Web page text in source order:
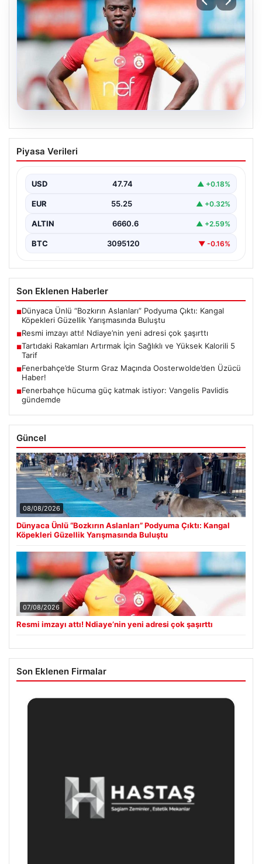
07.08.2026
Resmi imzayı attı! Ndiaye’nin yeni
adresi çok şaşırttı
Piyasa Verileri
USD 47.74 ▲ +0.18%
EUR 55.25 ▲ +0.32%
ALTIN 6660.6 ▲ +2.59%
BTC 3095120 ▼ -0.16%
Son Eklenen Haberler
■Dünyaca Ünlü “Bozkırın Aslanları” Podyuma Çıktı: Kangal
Köpekleri Güzellik Yarışmasında Buluştu
■Resmi imzayı attı! Ndiaye’nin yeni adresi çok şaşırttı
■Tartıdaki Rakamları Artırmak İçin Sağlıklı ve Yüksek Kalorili 5
Tarif
■Fenerbahçe’de Sturm Graz Maçında Oosterwolde’den Üzücü
Haber!
■Fenerbahçe hücuma güç katmak istiyor: Vangelis Pavlidis
gündemde
Güncel
08/08/2026
Dünyaca Ünlü “Bozkırın Aslanları” Podyuma Çıktı: Kangal
Köpekleri Güzellik Yarışmasında Buluştu
07/08/2026
Resmi imzayı attı! Ndiaye’nin yeni adresi çok şaşırttı
Son Eklenen Firmalar